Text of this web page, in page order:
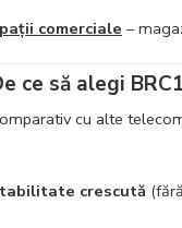
comerciale –
ce să alegi
cu alte
crescută